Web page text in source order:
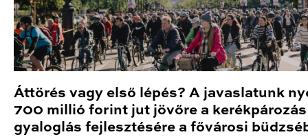
Áttörés vagy első lépés? A javaslatunk
700 millió forint jut jövőre a kerékpározás
gyaloglás fejlesztésére a fővárosi